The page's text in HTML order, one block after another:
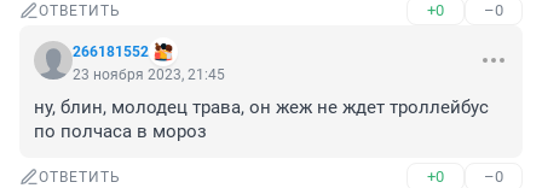
ОТВЕТИТЬ +0 –0
266181552
23 ноября 2023, 21:45
ну, блин, молодец трава, он жеж не ждет троллейбус
по полчаса в мороз
ОТВЕТИТЬ +0 –0